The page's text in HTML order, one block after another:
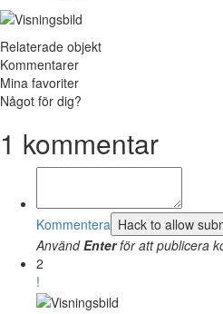
Relaterade objekt
Kommentarer
Mina favoriter
Något för dig?
1 kommentar
Kommentera
AnvändEnterför att publicera
2
!